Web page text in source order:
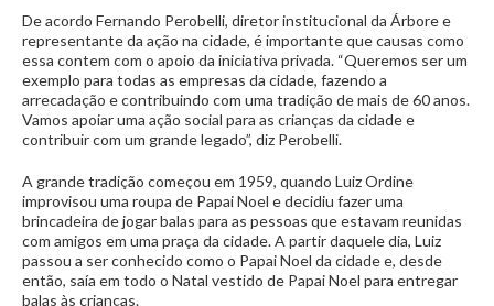
De acordo Fernando Perobelli, diretor institucional da Árbore e
representante da ação na cidade, é importante que causas como
essa contem com o apoio da iniciativa privada. “Queremos ser um
exemplo para todas as empresas da cidade, fazendo a
arrecadação e contribuindo com uma tradição de mais de 60 anos.
Vamos apoiar uma ação social para as crianças da cidade e
contribuir com um grande legado”, diz Perobelli.
A grande tradição começou em 1959, quando Luiz Ordine
improvisou uma roupa de Papai Noel e decidiu fazer uma
brincadeira de jogar balas para as pessoas que estavam reunidas
com amigos em uma praça da cidade. A partir daquele dia, Luiz
passou a ser conhecido como o Papai Noel da cidade e, desde
então, saía em todo o Natal vestido de Papai Noel para entregar
balas às crianças.